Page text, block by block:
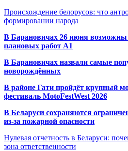
Происхождение белорусов: что
формировании народа
В Барановичах 26 июня возможны
плановых работ A1
В Барановичах назвали самые
новорождённых
В районе Гати пройдёт крупный
фестиваль MotoFestWest 2026
В Беларуси сохраняются
из-за пожарной опасности
Нулевая отчетность в Беларуси:
зона ответственности